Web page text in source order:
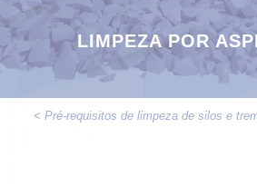
LIMPEZA POR
< Pré-requisitos de limpeza de silos e